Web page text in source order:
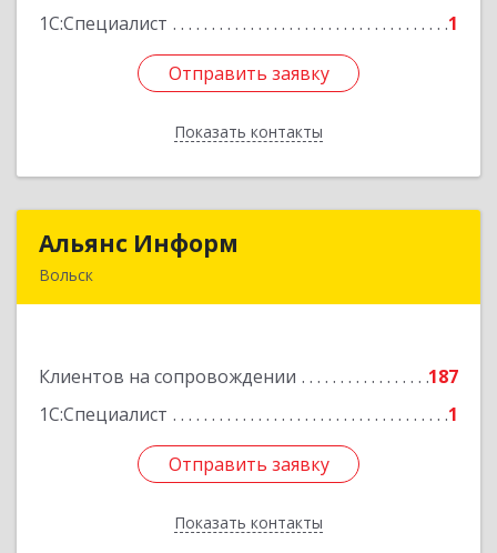
1С:Специалист
1
Отправить заявку
Показать контакты
Отправить заявку
Назад
Альянс Информ
Вольск
Клиентов на сопровождении
187
1С:Специалист
1
Отправить заявку
Показать контакты
Подробнее
Отправить заявку
Назад